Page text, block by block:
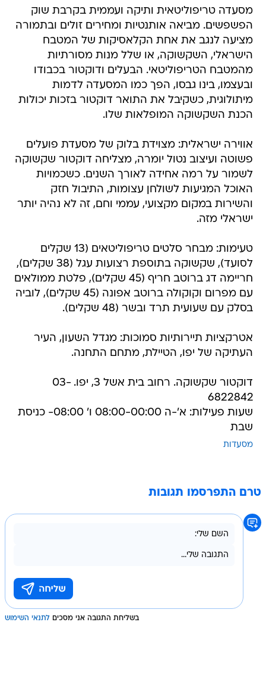
מסעדה טריפוליטאית ותיקה ועממית בקרבת שוק
הפשפשים. מביאה אותנטיות ומחירים זולים ובתמורה
מציעה לנגב את אחת הקלאסיקות של המטבח
הישראלי, השקשוקה, או שלל מנות מסורתיות
מהמטבח הטריפוליטאי. הבעלים ודוקטור בכבודו
ובעצמו, בינו גבסו, הפך כמו המסעדה לדמות
מיתולוגית, כשקיבל את התואר דוקטור בזכות יכולות
הכנת השקשוקה המופלאות שלו.
אווירה ישראלית: מצוידת בלוק של מסעדת פועלים
פשוטה ועיצוב נטול יומרה, מצליחה דוקטור שקשוקה
לשמור על רמה אחידה לאורך השנים. כשכמויות
האוכל המגיעות לשולחן עצומות, התיבול חזק
והשירות במקום מקצועי, עממי וחם, זה לא נהיה יותר
ישראלי מזה.
טעימות: מבחר סלטים טריפוליטאים (13 שקלים
לסועד), שקשוקה בתוספת רצועות עגל (38 שקלים),
חריימה דג ברוטב חריף (45 שקלים), פלטת ממולאים
עם מפרום וקוקולה ברוטב אפונה (45 שקלים), לוביה
בסלק עם שעועית תרד ובשר (48 שקלים).
אטרקציות תיירותיות סמוכות: מגדל השעון, העיר
העתיקה של יפו, הטיילת, מתחם התחנה.
דוקטור שקשוקה. רחוב בית אשל 3, יפו. 03-
6822842
שעות פעילות: א'-ה 08:00-00:00 ו' 08:00- כניסת
שבת
מסעדות
טרם התפרסמו תגובות
בשליחת התגובה אני מסכים לתנאי השימוש